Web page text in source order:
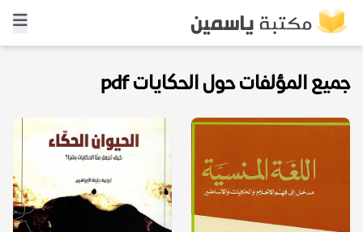
جميع المؤلفات حول الحكايات pdf